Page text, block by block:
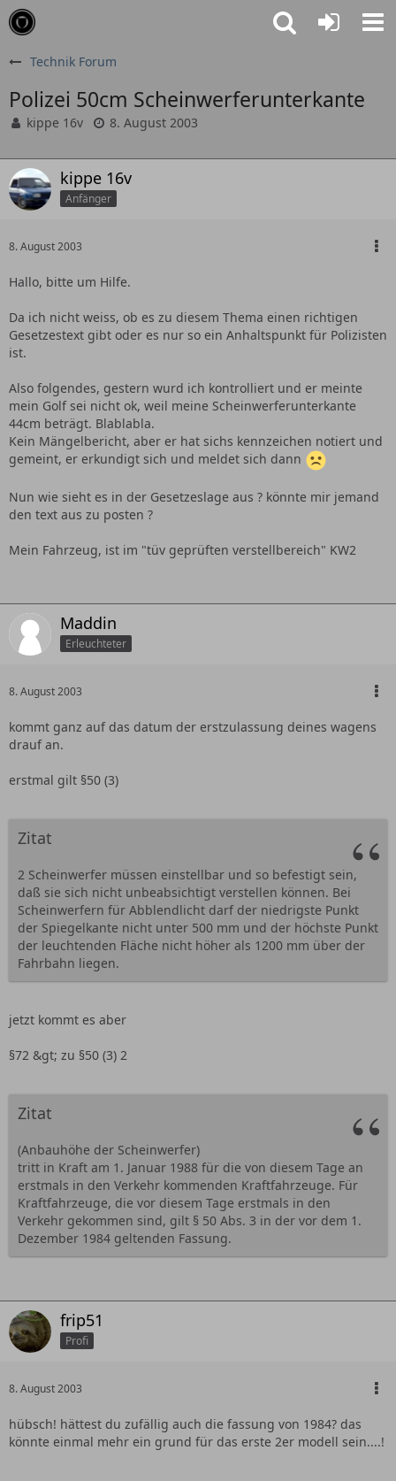
Technik Forum
Polizei 50cm Scheinwerferunterkante
kippe 16v 8. August 2003
kippe 16v
Anfänger
8. August 2003
Hallo, bitte um Hilfe.
Da ich nicht weiss, ob es zu diesem Thema einen richtigen
Gesetzestext gibt oder es nur so ein Anhaltspunkt für Polizisten
ist.
Also folgendes, gestern wurd ich kontrolliert und er meinte
mein Golf sei nicht ok, weil meine Scheinwerferunterkante
44cm beträgt. Blablabla.
Kein Mängelbericht, aber er hat sichs kennzeichen notiert und
gemeint, er erkundigt sich und meldet sich dann
Nun wie sieht es in der Gesetzeslage aus ? könnte mir jemand
den text aus zu posten ?
Mein Fahrzeug, ist im "tüv geprüften verstellbereich" KW2
Maddin
Erleuchteter
8. August 2003
kommt ganz auf das datum der erstzulassung deines wagens
drauf an.
erstmal gilt §50 (3)
Zitat
2 Scheinwerfer müssen einstellbar und so befestigt sein,
daß sie sich nicht unbeabsichtigt verstellen können. Bei
Scheinwerfern für Abblendlicht darf der niedrigste Punkt
der Spiegelkante nicht unter 500 mm und der höchste Punkt
der leuchtenden Fläche nicht höher als 1200 mm über der
Fahrbahn liegen.
jetzt kommt es aber
§72 &gt; zu §50 (3) 2
Zitat
(Anbauhöhe der Scheinwerfer)
tritt in Kraft am 1. Januar 1988 für die von diesem Tage an
erstmals in den Verkehr kommenden Kraftfahrzeuge. Für
Kraftfahrzeuge, die vor diesem Tage erstmals in den
Verkehr gekommen sind, gilt § 50 Abs. 3 in der vor dem 1.
Dezember 1984 geltenden Fassung.
frip51
Profi
8. August 2003
hübsch! hättest du zufällig auch die fassung von 1984? das
könnte einmal mehr ein grund für das erste 2er modell sein....!